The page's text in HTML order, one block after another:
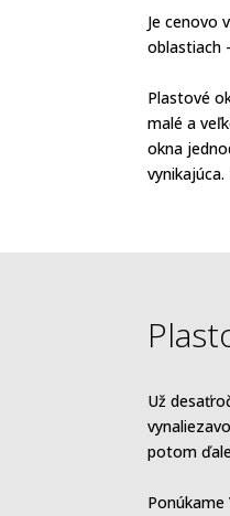
Je cenovo
oblastiach
Plastové
malé a
okna
Už
potom